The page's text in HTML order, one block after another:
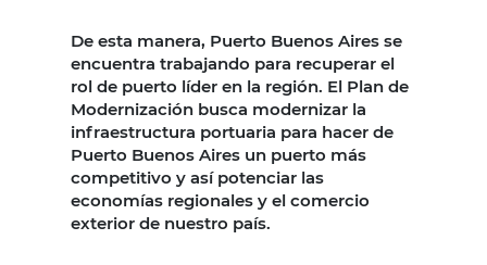
De esta manera, Puerto Buenos Aires se
encuentra trabajando para recuperar el
rol de puerto líder en la región. El Plan de
Modernización busca modernizar la
infraestructura portuaria para hacer de
Puerto Buenos Aires un puerto más
competitivo y así potenciar las
economías regionales y el comercio
exterior de nuestro país.